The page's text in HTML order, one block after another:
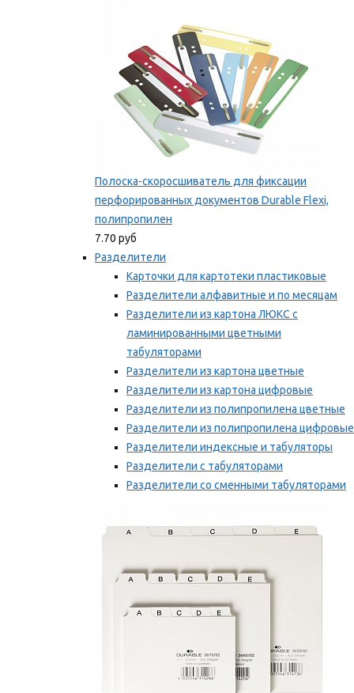
Полоска-скоросшиватель для фиксации
перфорированных документов Durable Flexi,
полипропилен
7.70 руб
Разделители
Карточки для картотеки пластиковые
Разделители алфавитные и по месяцам
Разделители из картона ЛЮКС с
ламинированными цветными
табуляторами
Разделители из картона цветные
Разделители из картона цифровые
Разделители из полипропилена цветные
Разделители из полипропилена цифровые
Разделители индексные и табуляторы
Разделители с табуляторами
Разделители со сменными табуляторами